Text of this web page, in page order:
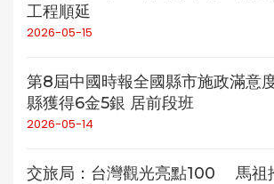
工程順延
2026-05-15
第8屆中國時報全國縣市施政滿
縣獲得6金5銀 居前段班
2026-05-14
交旅局：台灣觀光亮點100 馬祖